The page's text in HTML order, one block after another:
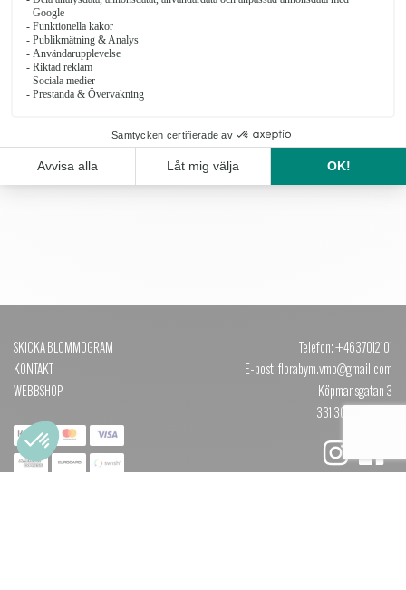
SKICKA BLOMMOGRAM
KONTAKT
WEBBSHOP
Telefon: +4637012101
E-post: florabym.vmo@gmail.com
Köpmansgatan 3
331 30 VÄRNAMO